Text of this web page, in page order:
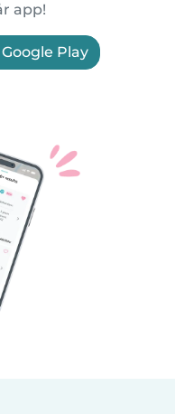
app!
Google Play